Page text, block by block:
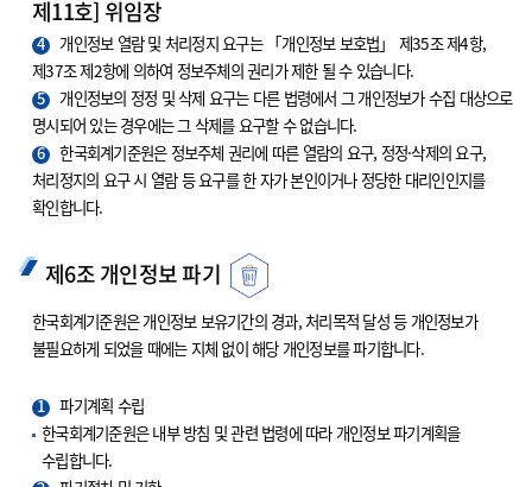
제11호] 위임장
4
개인정보 열람 및 처리정지 요구는 「개인정보 보호법」 제35조 제4항,
제37조 제2항에 의하여 정보주체의 권리가 제한 될 수 있습니다.
5
개인정보의 정정 및 삭제 요구는 다른 법령에서 그 개인정보가 수집 대상으로
명시되어 있는 경우에는 그 삭제를 요구할 수 없습니다.
6
한국회계기준원은 정보주체 권리에 따른 열람의 요구, 정정·삭제의 요구,
처리정지의 요구 시 열람 등 요구를 한 자가 본인이거나 정당한 대리인인지를
확인합니다.
제6조 개인정보 파기
한국회계기준원은 개인정보 보유기간의 경과, 처리목적 달성 등 개인정보가
불필요하게 되었을 때에는 지체 없이 해당 개인정보를 파기합니다.
1
파기계획 수립
한국회계기준원은 내부 방침 및 관련 법령에 따라 개인정보 파기계획을
수립합니다.